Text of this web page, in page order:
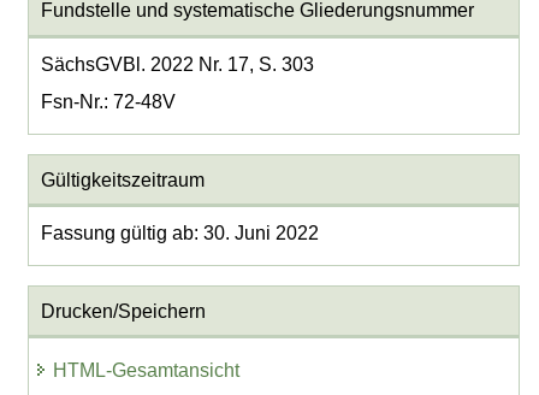
Fundstelle und systematische Gliederungsnummer
SächsGVBl. 2022 Nr. 17, S. 303
Fsn-Nr.: 72-48V
Gültigkeitszeitraum
Fassung gültig ab: 30. Juni 2022
Drucken/Speichern
HTML-Gesamtansicht